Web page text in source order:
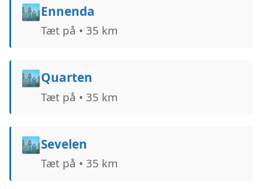
🏙️Ennenda
Tæt på • 35 km
🏙️Quarten
Tæt på • 35 km
🏙️Sevelen
Tæt på • 35 km